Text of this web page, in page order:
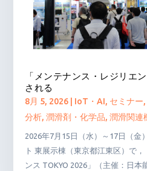
「メンテナンス・レジリエ
される
8月 5, 2026 IoT・AI, セミナー
分析,潤滑剤・化学品,潤滑関連
2026年7月15日（水）～17日（金
ト 東展示棟（東京都江東区）で
ンス TOKYO 2026」（主催：日本